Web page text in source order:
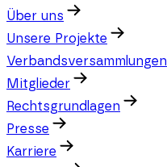
Über uns
Unsere Projekte
Verbandsversammlungen
Mitglieder
Rechtsgrundlagen
Presse
Karriere